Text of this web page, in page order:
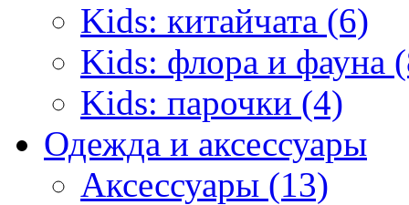
Kids: китайчата (6)
Kids: флора и фауна
Kids: парочки (4)
Одежда и аксессуары
Аксессуары (13)